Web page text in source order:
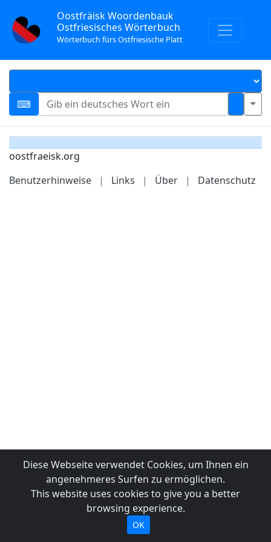
Oostfräisk Woordenbauk
Ostfriesisches Wörterbuch
Wörterbuch fürs Ostfriesische Platt
oostfraeisk.org
Benutzerhinweise
| Links | Über | Datenschutz
Diese Webseite verwendet Cookies, um Ihnen ein
angenehmeres Surfen zu ermöglichen.
This website uses cookies to give you a better
browsing experience.
OK